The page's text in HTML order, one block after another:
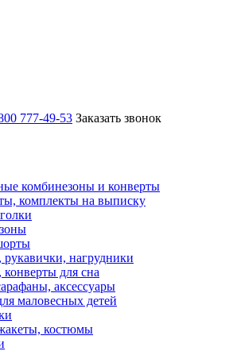
777-49-53 Заказать звонок
комбинезоны и конверты
комплекты на выписку
нагрудники
для сна
аксессуары
маловесных детей
костюмы